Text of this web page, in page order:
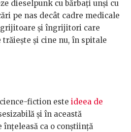
dieselpunk cu bărbați unși cu
pe nas decât cadre medicale
și îngrijitori care
trăiește și cine nu, în spitale
fiction este ideea de
și în această
înțeleasă ca o conștiință